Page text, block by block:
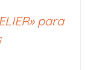
para